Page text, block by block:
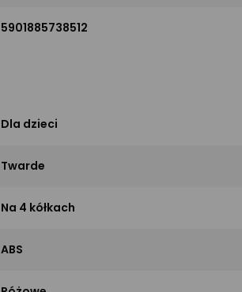
5901885738512
Dla dzieci
Twarde
Na 4 kółkach
ABS